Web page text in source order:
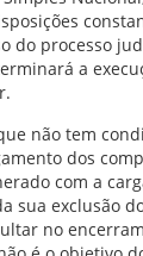
do processo
a
não tem
dos
com a
sua exclusão
no